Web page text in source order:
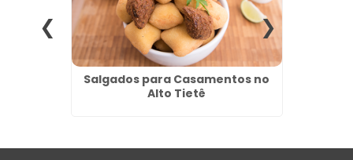
Salgados para Casamentos no
Alto Tietê